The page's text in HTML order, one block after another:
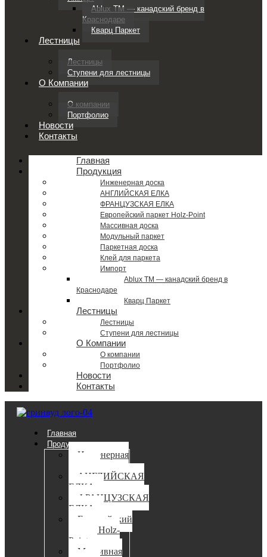
Ablux TM — канадский бренд в
Краснодаре
Кварц Паркет
Лестницы
Лестницы
Ступени для лестницы
О Компании
О компании
Портфолио
Новости
Контакты
Главная
Продукция
Инженерная доска
АНГЛИЙСКАЯ ЕЛКА
ФРАНЦУЗСКАЯ ЕЛКА
Европейский паркет Holz-Point
Массивная доска
Модульный паркет
Паркетная доска
Клей для паркета
Импорт
Ablux TM — канадский бренд в
Краснодаре
Кварц Паркет
Лестницы
Лестницы
Ступени для лестницы
О Компании
О компании
Портфолио
Новости
Контакты
Главная
Продукция
Инженерная
АНГЛИЙСКАЯ
ЕЛКА
ФРАНЦУЗСКАЯ
ЕЛКА
Европейский
паркет Holz-
Point
Массивная